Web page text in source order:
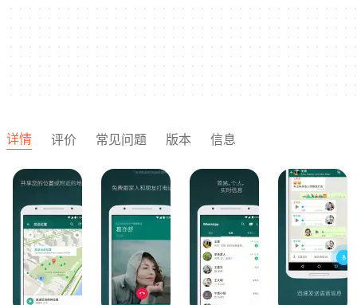
详情 评价 常见问题 版本 信息